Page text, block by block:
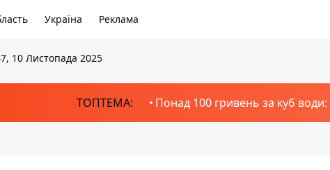
Україна Реклама
10 Листопада 2025
ТОПТЕМА: Понад 100 гривень за куб